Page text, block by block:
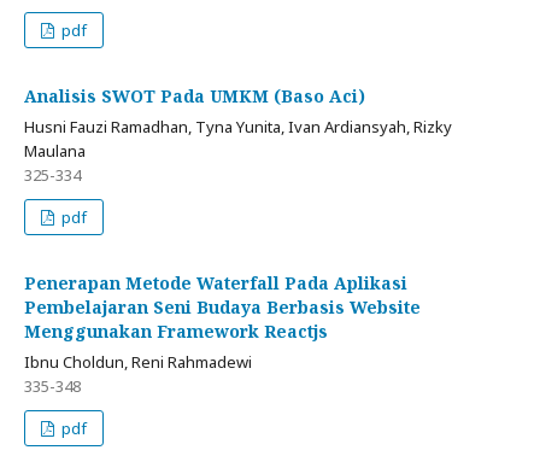
pdf
Analisis SWOT Pada UMKM (Baso Aci)
Husni Fauzi Ramadhan, Tyna Yunita, Ivan Ardiansyah, Rizky
Maulana
325-334
pdf
Penerapan Metode Waterfall Pada Aplikasi
Pembelajaran Seni Budaya Berbasis Website
Menggunakan Framework Reactjs
Ibnu Choldun, Reni Rahmadewi
335-348
pdf